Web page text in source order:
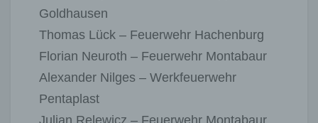
Goldhausen
Thomas Lück – Feuerwehr Hachenburg
Florian Neuroth – Feuerwehr Montabaur
Alexander Nilges – Werkfeuerwehr
Pentaplast
Julian Relewicz – Feuerwehr Montabaur